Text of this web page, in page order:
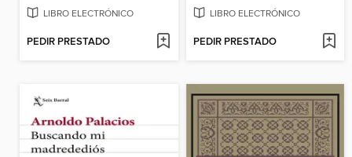
LIBRO ELECTRÓNICO
PEDIR PRESTADO
LIBRO ELECTRÓNICO
PEDIR PRESTADO